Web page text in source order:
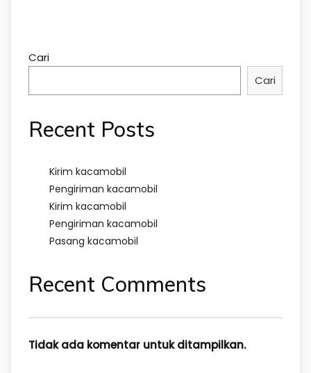
Cari
Cari
Recent Posts
Kirim kacamobil
Pengiriman kacamobil
Kirim kacamobil
Pengiriman kacamobil
Pasang kacamobil
Recent Comments
Tidak ada komentar untuk ditampilkan.